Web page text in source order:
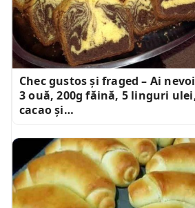
Chec gustos și fraged – Ai
3 ouă, 200g făină, 5 linguri
cacao și…